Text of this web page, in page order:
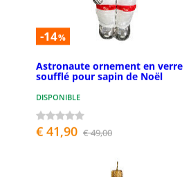
-14%
Astronaute ornement en verre
soufflé pour sapin de Noël
DISPONIBLE
€ 41,90 € 49,00